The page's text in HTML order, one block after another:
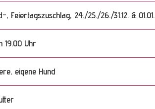
Feiertagszuschlag, 24./25./26./31.12. & 01.01.
19.00 Uhr
eigene Hund